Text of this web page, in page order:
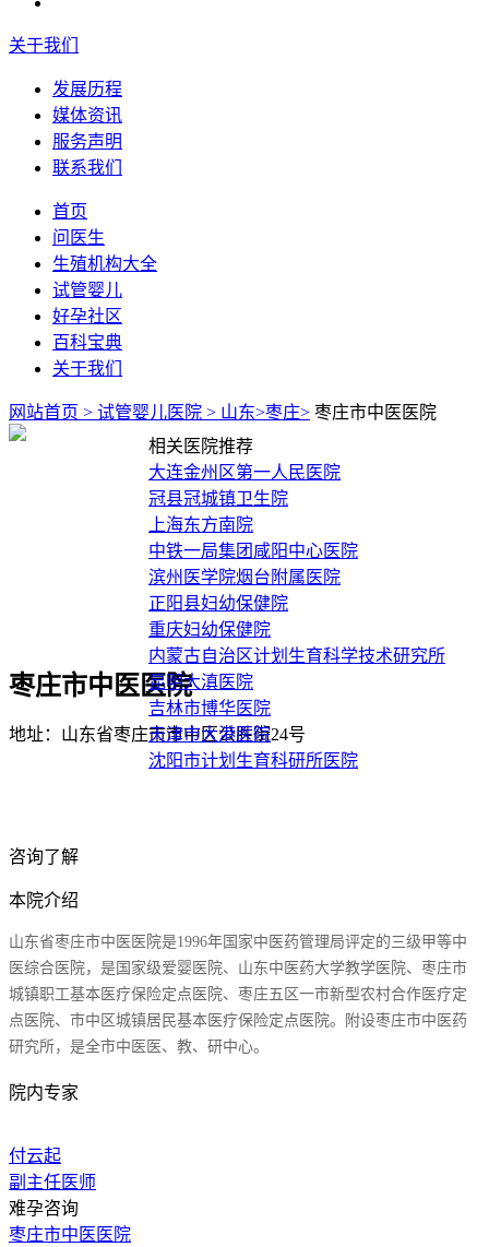
关于我们
发展历程
媒体资讯
服务声明
联系我们
首页
问医生
生殖机构大全
试管婴儿
好孕社区
百科宝典
关于我们
网站首页 > 试管婴儿医院 > 山东>枣庄> 枣庄市中医医院
枣庄市中医医院
地址：山东省枣庄市市中区公胜街24号
咨询了解
本院介绍
山东省枣庄市中医医院是1996年国家中医药管理局评定的三级甲等中
医综合医院，是国家级爱婴医院、山东中医药大学教学医院、枣庄市
城镇职工基本医疗保险定点医院、枣庄五区一市新型农村合作医疗定
点医院、市中区城镇居民基本医疗保险定点医院。附设枣庄市中医药
研究所，是全市中医医、教、研中心。
院内专家
付云起
副主任医师
难孕咨询
枣庄市中医医院
相关医院推荐
大连金州区第一人民医院
冠县冠城镇卫生院
上海东方南院
中铁一局集团咸阳中心医院
滨州医学院烟台附属医院
正阳县妇幼保健院
重庆妇幼保健院
内蒙古自治区计划生育科学技术研究所
昆明大滇医院
吉林市博华医院
天津市大港医院
沈阳市计划生育科研所医院